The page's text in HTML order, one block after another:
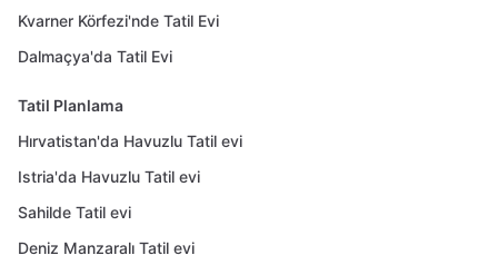
Kvarner Körfezi'nde Tatil Evi
Dalmaçya'da Tatil Evi
Tatil Planlama
Hırvatistan'da Havuzlu Tatil evi
Istria'da Havuzlu Tatil evi
Sahilde Tatil evi
Deniz Manzaralı Tatil evi